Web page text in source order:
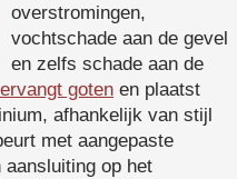
overstromingen,
vochtschade aan de gevel
en zelfs schade aan de
goten en plaatst
afhankelijk van stijl
met aangepaste
op het